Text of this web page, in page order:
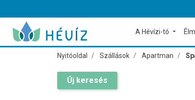
A Hévízi-tó
Nyitóoldal Szállások Apartman
Új keresés